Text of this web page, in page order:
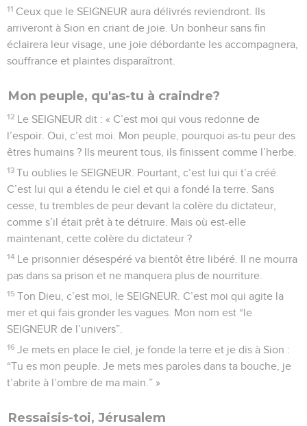
11 Ceux que le SEIGNEUR aura délivrés reviendront. Ils
arriveront à Sion en criant de joie. Un bonheur sans fin
éclairera leur visage, une joie débordante les accompagnera,
souffrance et plaintes disparaîtront.
Mon peuple, qu'as-tu à craindre?
12 Le SEIGNEUR dit : « C’est moi qui vous redonne de
l’espoir. Oui, c’est moi. Mon peuple, pourquoi as-tu peur des
êtres humains ? Ils meurent tous, ils finissent comme l’herbe.
13 Tu oublies le SEIGNEUR. Pourtant, c’est lui qui t’a créé.
C’est lui qui a étendu le ciel et qui a fondé la terre. Sans
cesse, tu trembles de peur devant la colère du dictateur,
comme s’il était prêt à te détruire. Mais où est-elle
maintenant, cette colère du dictateur ?
14 Le prisonnier désespéré va bientôt être libéré. Il ne mourra
pas dans sa prison et ne manquera plus de nourriture.
15 Ton Dieu, c’est moi, le SEIGNEUR. C’est moi qui agite la
mer et qui fais gronder les vagues. Mon nom est “le
SEIGNEUR de l’univers”.
16 Je mets en place le ciel, je fonde la terre et je dis à Sion :
“Tu es mon peuple. Je mets mes paroles dans ta bouche, je
t’abrite à l’ombre de ma main.” »
Ressaisis-toi, Jérusalem